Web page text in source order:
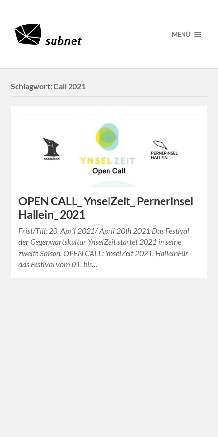
MENÜ
Schlagwort:Call 2021
OPEN CALL_ YnselZeit_ Pernerinsel
Hallein_ 2021
Frist/Till: 20. April 2021/ April 20th 2021 Das Festival
der Gegenwartskultur YnselZeit startet 2021 in seine
zweite Saison. OPEN CALL: YnselZeit 2021, HalleinFür
das Festival vom 01. bis…